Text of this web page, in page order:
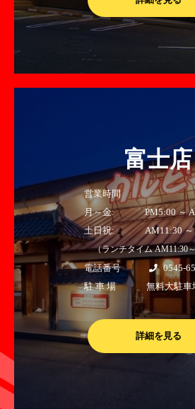
富士店
営業時間
月～金:
PM5:00 ～
土日祝:
AM11:30 ～
（ランチタイム AM11:30
電話番号
0545-
駐 車 場
無料大駐車
詳細を見る